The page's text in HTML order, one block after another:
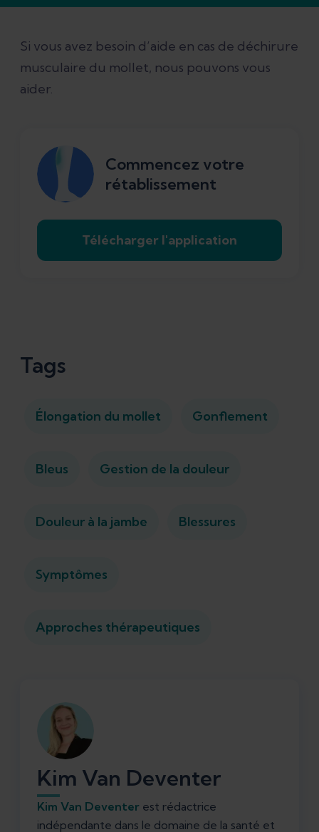
Si vous avez besoin d’aide en cas de déchirure
musculaire du mollet, nous pouvons vous
aider.
Commencez votre
rétablissement
Télécharger l'application
Tags
Élongation du mollet Gonflement
Bleus Gestion de la douleur
Douleur à la jambe Blessures
Symptômes
Approches thérapeutiques
Kim Van Deventer
Kim Van Deventer est rédactrice
indépendante dans le domaine de la santé et